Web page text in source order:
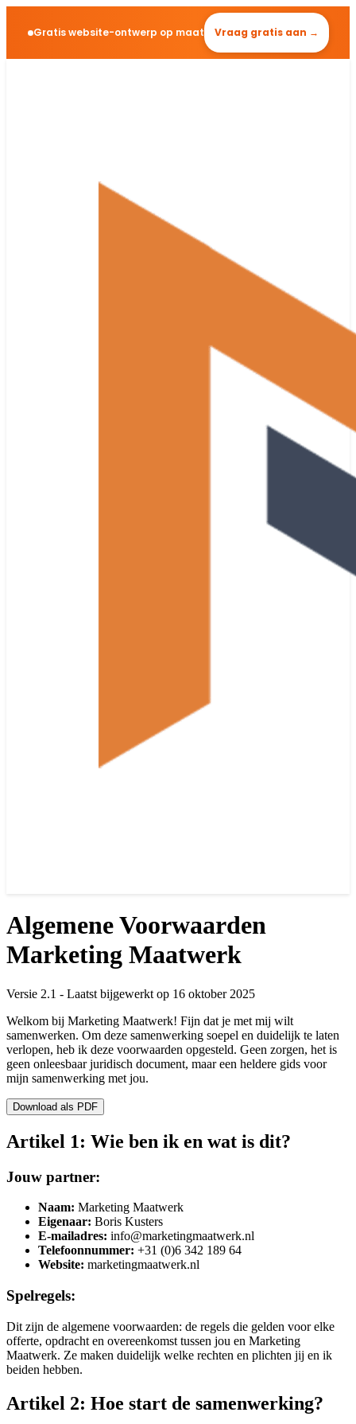
Gratis website-ontwerp op maat Vraag gratis aan →
Algemene Voorwaarden
Marketing Maatwerk
Versie 2.1 - Laatst bijgewerkt op 16 oktober 2025
Welkom bij Marketing Maatwerk! Fijn dat je met mij wilt
samenwerken. Om deze samenwerking soepel en duidelijk te laten
verlopen, heb ik deze voorwaarden opgesteld. Geen zorgen, het is
geen onleesbaar juridisch document, maar een heldere gids voor
mijn samenwerking met jou.
Download als PDF
Artikel 1: Wie ben ik en wat is dit?
Jouw partner:
Naam: Marketing Maatwerk
Eigenaar: Boris Kusters
E-mailadres: info@marketingmaatwerk.nl
Telefoonnummer: +31 (0)6 342 189 64
Website: marketingmaatwerk.nl
Spelregels:
Dit zijn de algemene voorwaarden: de regels die gelden voor elke
offerte, opdracht en overeenkomst tussen jou en Marketing
Maatwerk. Ze maken duidelijk welke rechten en plichten jij en ik
beiden hebben.
Artikel 2: Hoe start de samenwerking?